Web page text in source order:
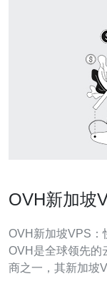
OVH新加坡
OVH新加坡VPS：
OVH是全球领先的
商之一，其新加坡